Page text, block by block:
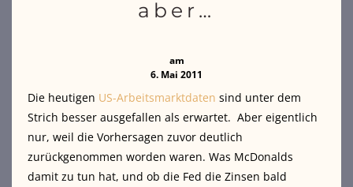
aber…
am
6. Mai 2011
Die heutigen US-Arbeitsmarktdaten sind unter dem
Strich besser ausgefallen als erwartet. Aber eigentlich
nur, weil die Vorhersagen zuvor deutlich
zurückgenommen worden waren. Was McDonalds
damit zu tun hat, und ob die Fed die Zinsen bald